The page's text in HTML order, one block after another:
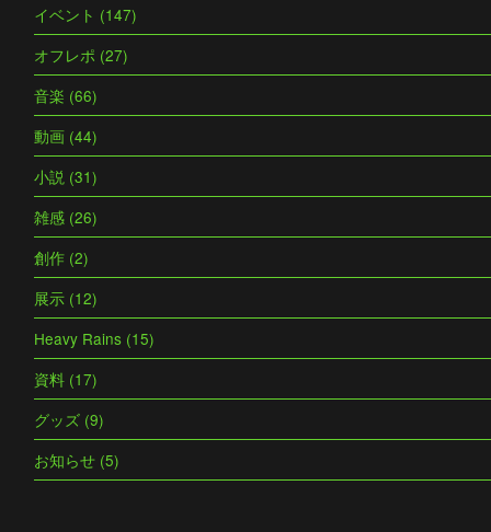
イベント (147)
オフレポ (27)
音楽 (66)
動画 (44)
小説 (31)
雑感 (26)
創作 (2)
展示 (12)
Heavy Rains (15)
資料 (17)
グッズ (9)
お知らせ (5)